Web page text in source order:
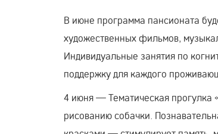
В июне программа пансионата
художественных фильмов,
Индивидуальные занятия по
поддержку для каждого
4 июня — Тематическая прогулка
рисованию собачки.